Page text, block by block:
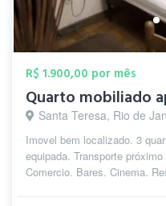
R$ 1.900,00 por mês
Quarto mobiliado
Santa Teresa, Rio de
Imovel bem localizado. 3
equipada. Transporte
Comercio. Bares. Cinema.